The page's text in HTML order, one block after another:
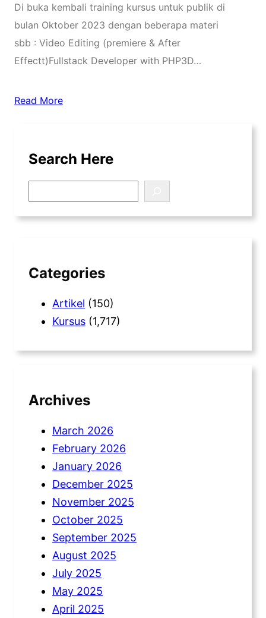
Di buka kembali training kursus untuk publik di
bulan Oktober 2023 dengan beberapa materi
sbb : Video Editing (premiere & After
Effectt)Fullstack Developer with PHP3D…
Read More
Search Here
e
a
Categories
Artikel (150)
Kursus (1,717)
Archives
March 2026
February 2026
January 2026
December 2025
November 2025
October 2025
September 2025
August 2025
July 2025
May 2025
April 2025